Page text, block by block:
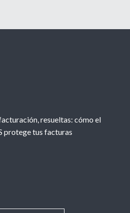
resueltas: cómo el
protege tus facturas